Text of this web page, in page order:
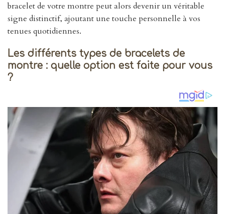
bracelet de votre montre peut alors devenir un véritable
signe distinctif, ajoutant une touche personnelle à vos
tenues quotidiennes.
Les différents types de bracelets de
montre : quelle option est faite pour vous
?